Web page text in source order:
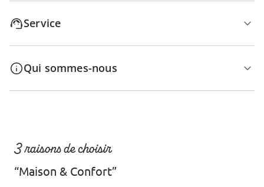
Service
Qui sommes-nous
3 raisons de choisir
“Maison & Confort”